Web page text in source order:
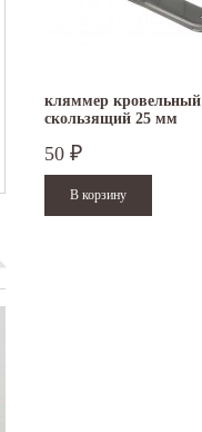
кляммер кровельный
скользящий 25 мм
50 ₽